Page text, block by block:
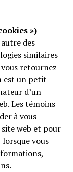
»)
des
similaires
retournez
est un petit
d’un
Les témoins
à vous
web et pour
vous